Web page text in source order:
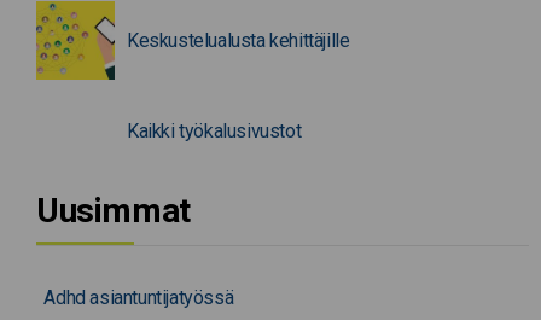
Keskustelualusta kehittäjille
Kaikki työkalusivustot
Uusimmat
Adhd asiantuntijatyössä